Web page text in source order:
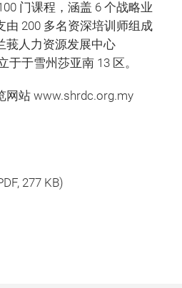
门课程，涵盖 6 个战略业
由 200 多名资深培训师组成
莪人力资源发展中心
于于雪州莎亚南 13 区。
网站 www.shrdc.org.my
, 277 KB)